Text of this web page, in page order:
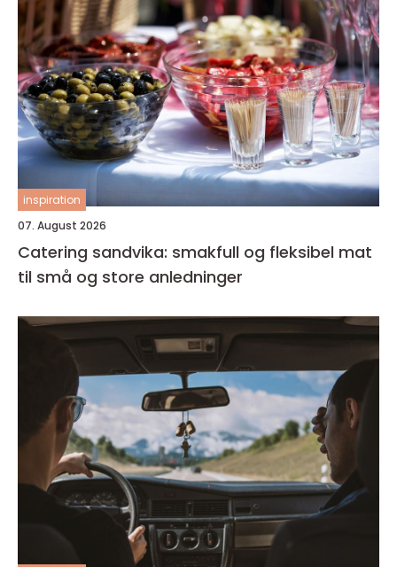
inspiration
07. August 2026
Catering sandvika: smakfull og fleksibel mat
til små og store anledninger